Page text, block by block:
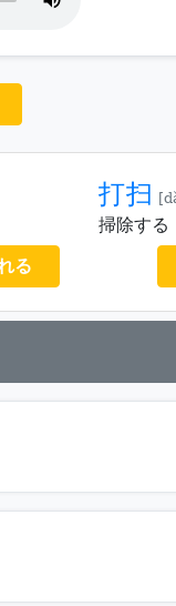
る
打扫
掃除する